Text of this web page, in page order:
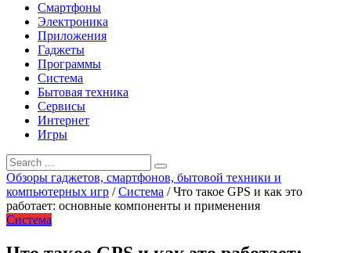
Смартфоны
Электроника
Приложения
Гаджеты
Программы
Система
Бытовая техника
Сервисы
Интернет
Игры
Обзоры гаджетов, смартфонов, бытовой техники и
компьютерных игр /Система /Что такое GPS и как это
работает: основные компоненты и применения
Система